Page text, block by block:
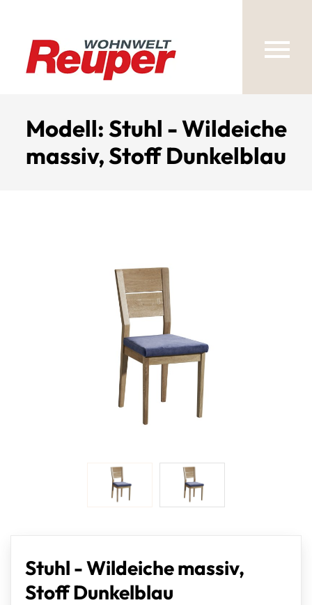
Modell: Stuhl - Wildeiche
massiv, Stoff Dunkelblau
Stuhl - Wildeiche massiv,
Stoff Dunkelblau